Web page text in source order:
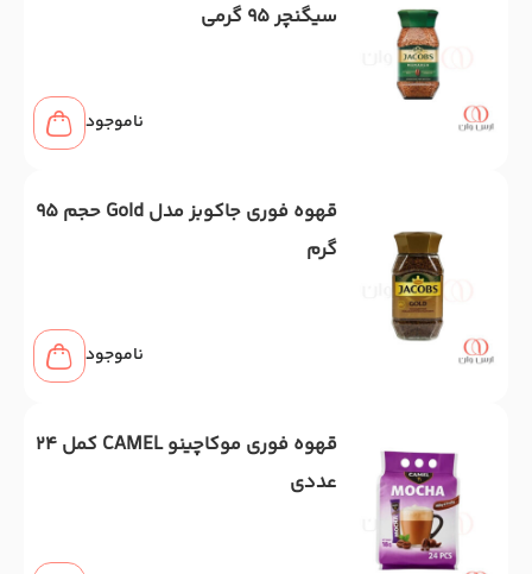
سیگنچر 95 گرمی
ناموجود
قهوه فوری جاکوبز مدل Gold حجم 95
گرم
ناموجود
قهوه فوری موکاچینو CAMEL کمل 24
عددی